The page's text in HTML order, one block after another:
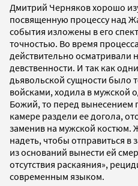
Дмитрий Черняков хорошо
посвященную процессу над
события изложены в его
точностью. Во время
действительно осматривали
девственности. И так как
дьявольской сущности было
войсками, ходила в мужской
Божий, то перед вынесением
камере раздели ее догола,
заменив на мужской костюм.
надеть, чтобы отправиться в
из оснований вынести ей
отсутствия раскаяния»,
современным языком.